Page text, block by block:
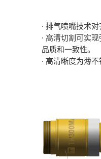
· 排气喷嘴技术
· 高清切割可实
品质和一致性。
· 高清晰度为薄